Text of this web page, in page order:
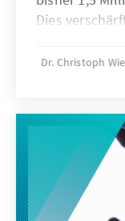
Dies
ohnehin
massiven
notwendige
Maßnahmen
Dr. Christoph